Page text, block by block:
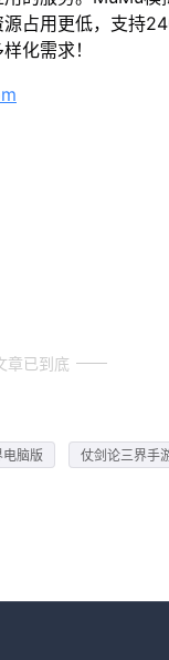
占用更低，支持
化需求！
章已到底
脑版 仗剑论三界手